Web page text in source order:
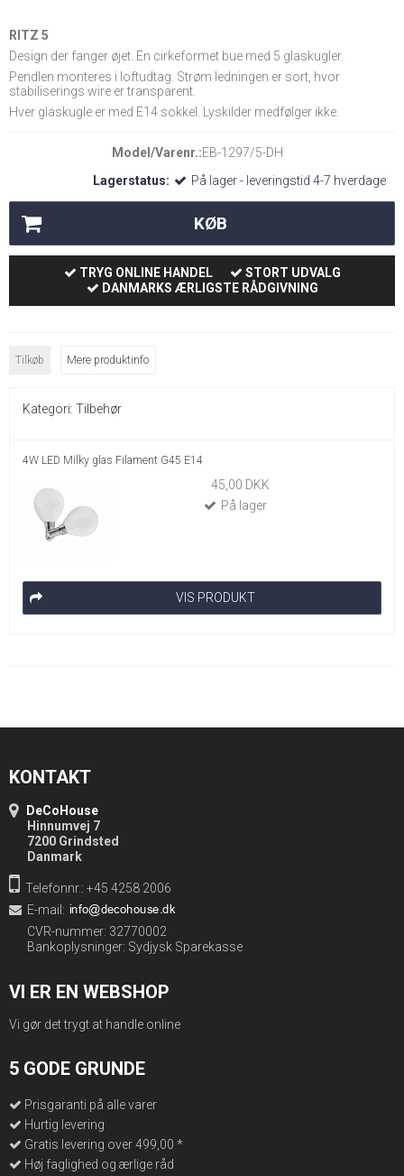
RITZ 5
Design der fanger øjet. En cirkeformet bue med 5 glaskugler.
Pendlen monteres i loftudtag. Strøm ledningen er sort, hvor
stabiliserings wire er transparent.
Hver glaskugle er med E14 sokkel. Lyskilder medfølger ikke.
Model/Varenr.:EB-1297/5-DH
Lagerstatus:
På lager - leveringstid 4-7 hverdage
KØB
TRYG ONLINE HANDEL
STORT UDVALG
DANMARKS ÆRLIGSTE RÅDGIVNING
Tilkøb Mere produktinfo
Kategori: Tilbehør
4W LED Milky glas Filament G45 E14
45,00 DKK
På lager
VIS PRODUKT
KONTAKT
DeCoHouse
Hinnumvej 7
7200 Grindsted
Danmark
Telefonnr.: +45 4258 2006
E-mail:
CVR-nummer: 32770002
Bankoplysninger: Sydjysk Sparekasse
VI ER EN WEBSHOP
Vi gør det trygt at handle online
5 GODE GRUNDE
Prisgaranti på alle varer
Hurtig levering
Gratis levering over 499,00 *
Høj faglighed og ærlige råd